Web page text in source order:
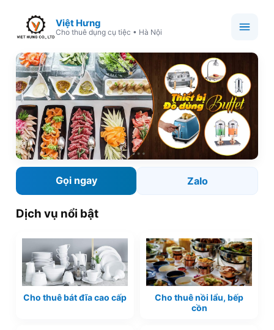
Việt Hưng
Cho thuê dụng cụ tiệc • Hà Nội
Gọi ngay Zalo
Dịch vụ nổi bật
Cho thuê bát đĩa cao cấp
Cho thuê nồi lẩu, bếp
cồn